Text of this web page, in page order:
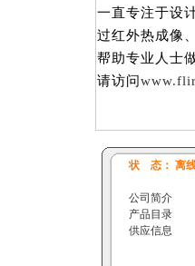
一直专注于设
过红外热成像
帮助专业人士
请访问
状 态： 离
公司简介
产品目录
供应信息